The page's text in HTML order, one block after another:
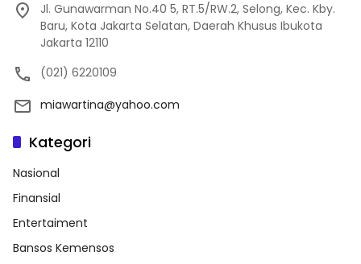
Jl. Gunawarman No.40 5, RT.5/RW.2, Selong, Kec. Kby.
Baru, Kota Jakarta Selatan, Daerah Khusus Ibukota
Jakarta 12110
(021) 6220109
miawartina@yahoo.com
Kategori
Nasional
Finansial
Entertaiment
Bansos Kemensos